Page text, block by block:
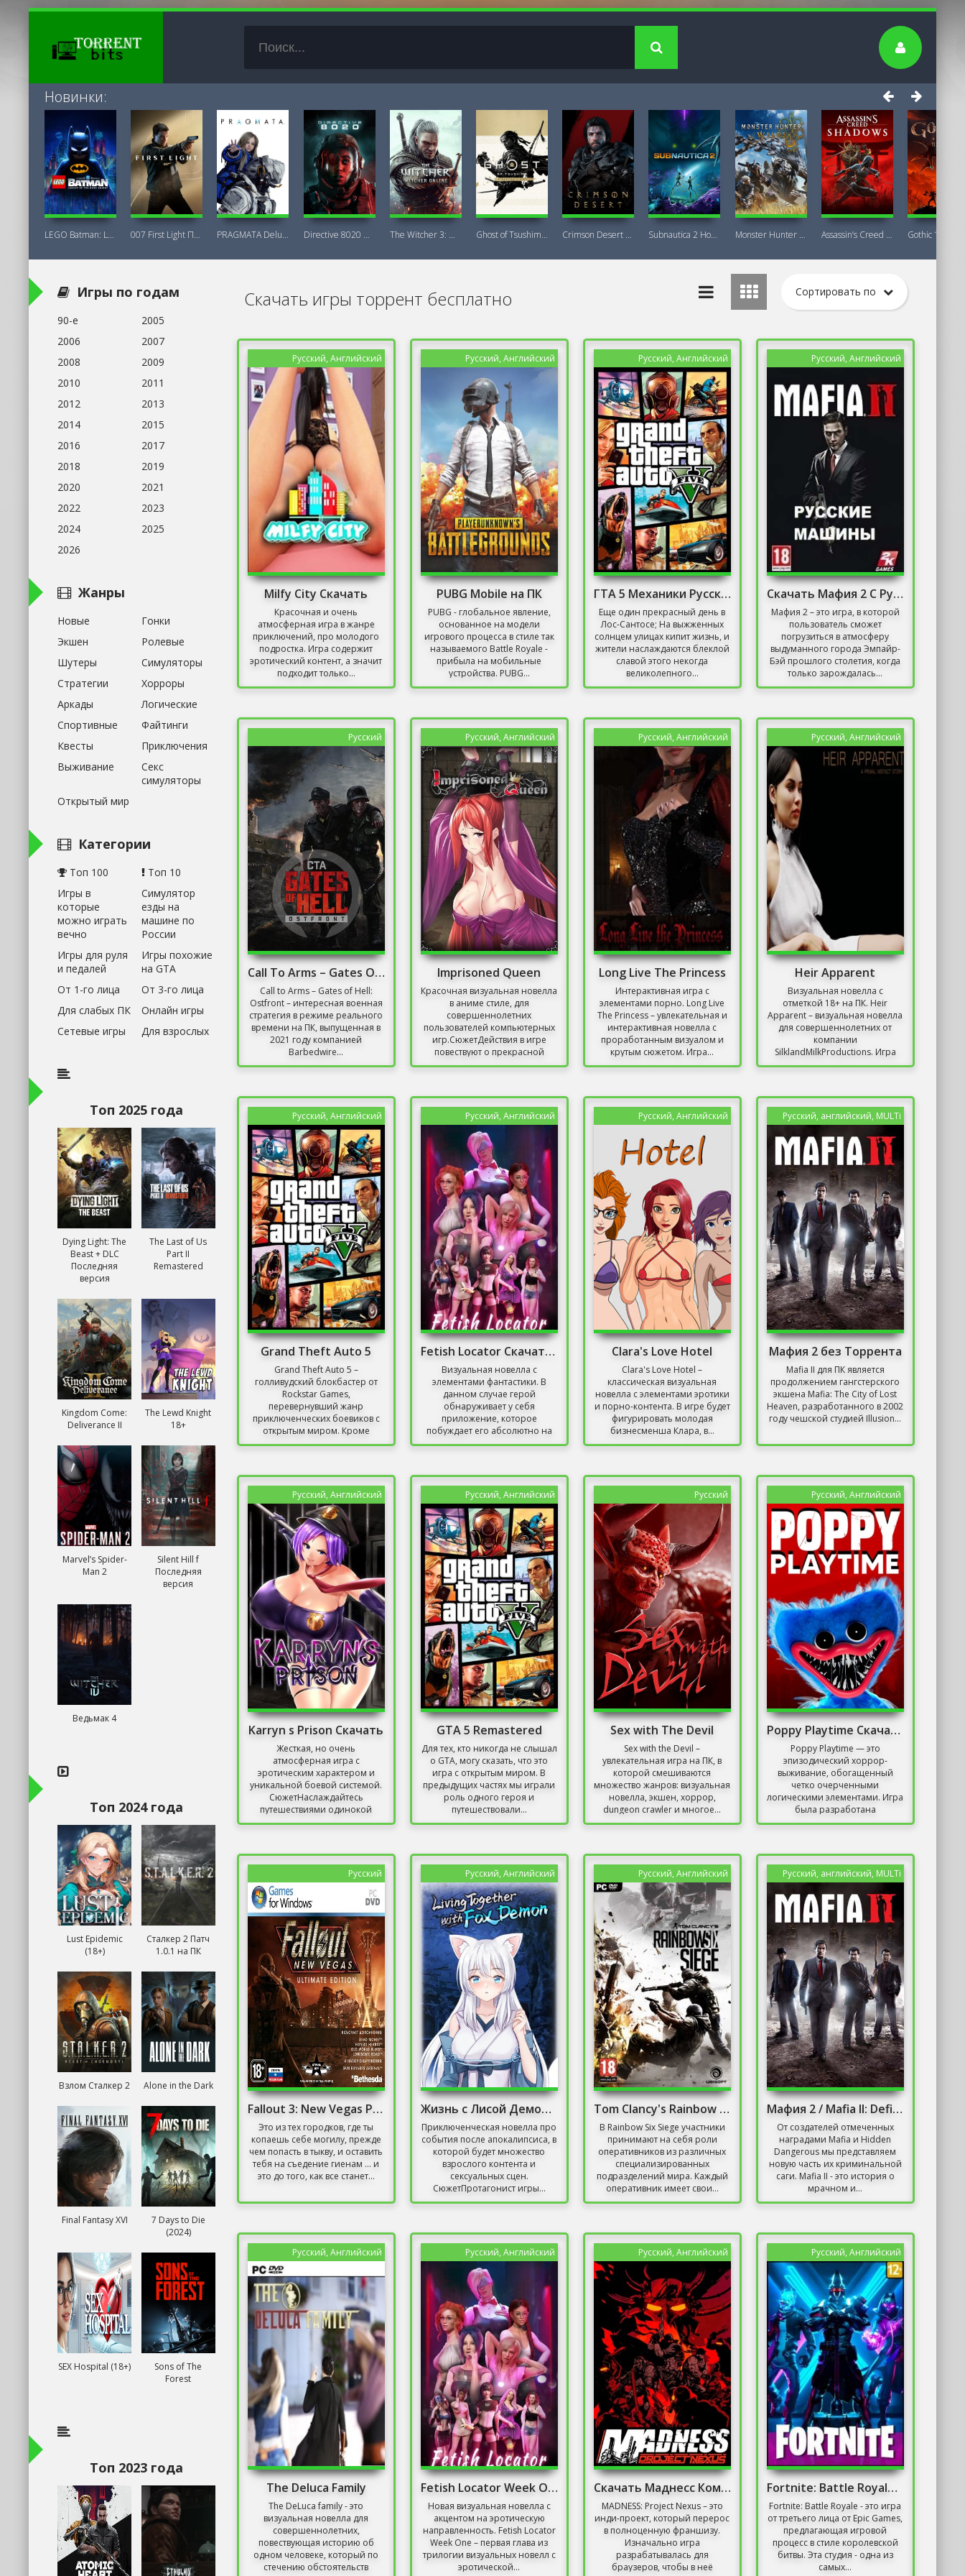
Новинки:
LEGO Batman: Legacy of the Dark Knight 007 First Light Последняя Версия PRAGMATA Deluxe Edition Directive 8020 Digital Deluxe Новая The Witcher 3: Wild Hunt Witcher Online Ghost of Tsushima DIRECTOR'S CUT + DLC Crimson Desert Deluxe Edition Subnautica 2 Новая версия Monster Hunter Wilds Premium Deluxe Assassin’s Creed Shadows Premium Edition
Скачать игры торрент бесплатно
Русский, Английский
Milfy City Скачать
Красочная и очень
атмосферная игра в жанре
приключений, про молодого
подростка. Игра содержит
эротический контент, а значит
подходит только...
Русский, Английский
PUBG Mobile на ПК
PUBG - глобальное явление,
основанное на модели
игрового процесса в стиле так
называемого Battle Royale -
прибыла на мобильные
устройства. PUBG...
Русский, Английский
ГТА 5 Механики Русская Версия
Еще один прекрасный день в
Лос-Сантосе; На выжженных
солнцем улицах кипит жизнь, и
жители наслаждаются блеклой
славой этого некогда
великолепного...
Русский, Английский
Скачать Мафия 2 С Русскими Машинами
Мафия 2 – это игра, в которой
пользователь сможет
погрузиться в атмосферу
выдуманного города Эмпайр-
Бэй прошлого столетия, когда
только зарождалась...
Русский
Call To Arms – Gates Of Hell: Ostfront
Call to Arms – Gates of Hell:
Ostfront – интересная военная
стратегия в режиме реального
времени на ПК, выпущенная в
2021 году компанией
Barbedwire...
Русский, Английский
Imprisoned Queen
Красочная визуальная новелла
в аниме стиле, для
совершеннолетних
пользователей компьютерных
игр.СюжетДействия в игре
повествуют о прекрасной
девушке...
Русский, Английский
Long Live The Princess
Интерактивная игра с
элементами порно. Long Live
The Princess – увлекательная и
интерактивная новелла с
проработанным визуалом и
крутым сюжетом. Игра...
Русский, Английский
Heir Apparent
Визуальная новелла с
отметкой 18+ на ПК. Heir
Apparent – визуальная новелла
для совершеннолетних от
компании
SilklandMilkProductions. Игра
появилась...
Русский, Английский
Grand Theft Auto 5
Grand Theft Auto 5 –
голливудский блокбастер от
Rockstar Games,
перевернувший жанр
приключенческих боевиков с
открытым миром. Кроме
обновленной...
Русский, Английский
Fetish Locator Скачать Торрент
Визуальная новелла с
элементами фантастики. В
данном случае герой
обнаруживает у себя
приложение, которое
побуждает его абсолютно на
любые действия....
Русский, Английский
Clara's Love Hotel
Clara's Love Hotel –
классическая визуальная
новелла с элементами эротики
и порно-контента. В игре будет
фигурировать молодая
бизнесменша Клара, в...
Русский, английский, MULTi
Мафия 2 без Торрента
Mafia II для ПК является
продолжением гангстерского
экшена Mafia: The City of Lost
Heaven, разработанного в 2002
году чешской студией Illusion...
Русский, Английский
Karryn s Prison Скачать
Жесткая, но очень
атмосферная игра с
эротическим характером и
уникальной боевой системой.
СюжетНаслаждайтесь
путешествиями одинокой
женщины, которая...
Русский, Английский
GTA 5 Remastered
Для тех, кто никогда не слышал
о GTA, могу сказать, что это
игра с открытым миром. В
предыдущих частях мы играли
роль одного героя и
путешествовали...
Русский
Sex with The Devil
Sex with the Devil –
увлекательная игра на ПК, в
которой смешиваются
множество жанров: визуальная
новелла, экшен, хоррор,
dungeon crawler и многое...
Русский, Английский
Poppy Playtime Скачать Торрент
Poppy Playtime — это
эпизодический хоррор-
выживание, обогащенный
четко очерченными
логическими элементами. Игра
была разработана
независимой студией...
Русский
Fallout 3: New Vegas Русская Озвучка
Это из тех городков, где ты
копаешь себе могилу, прежде
чем попасть в тыкву, и оставить
тебя на съедение гиенам ... и
это до того, как все станет...
Русский, Английский
Жизнь с Лисой Демоном Скачать Торрент
Приключенческая новелла про
события после апокалипсиса, в
которой будет множество
взрослого контента и
сексуальных сцен.
СюжетПротагонист игры...
Русский, Английский
Tom Clancy's Rainbow Six: Siege (Репак)
В Rainbow Six Siege участники
принимают на себя роли
оперативников из различных
специализированных
подразделений мира. Каждый
оперативник имеет свои...
Русский, английский, MULTi
Мафия 2 / Mafia II: Definitive Edition
От создателей отмеченных
наградами Mafia и Hidden
Dangerous мы представляем
новую часть их криминальной
саги. Mafia II - это история о
мрачном и...
Русский, Английский
The Deluca Family
The DeLuca family - это
визуальная новелла для
совершеннолетних,
повествующая историю об
одном человеке, который по
стечению обстоятельств
Русский, Английский
Fetish Locator Week One
Новая визуальная новелла с
акцентом на эротическую
направленность. Fetish Locator
Week One – первая глава из
трилогии визуальных новелл с
эротической...
Русский, Английский
Скачать Маднесс Комбат Проект Нексус
MADNESS: Project Nexus – это
инди-проект, который перерос
в полноценную франшизу.
Изначально игра
разрабатывалась для
браузеров, чтобы в неё
Русский, Английский
Fortnite: Battle Royale на ПК
Fortnite: Battle Royale - это игра
от третьего лица от Epic Games,
предлагающая игровой
процесс в стиле королевской
битвы. Эта студия - одна из
самых...
Игры по годам
90-е
2005
2006
2007
2008
2009
2010
2011
2012
2013
2014
2015
2016
2017
2018
2019
2020
2021
2022
2023
2024
2025
2026
Жанры
Новые
Гонки
Экшен
Ролевые
Шутеры
Симуляторы
Стратегии
Хорроры
Аркады
Логические
Спортивные
Файтинги
Квесты
Приключения
Выживание
Секс
симуляторы
Открытый мир
Категории
Топ 100
Топ 10
Игры в
которые
можно играть
вечно
Симулятор
езды на
машине по
России
Игры для руля
и педалей
Игры похожие
на GTA
От 1-го лица
От 3-го лица
Для слабых ПК
Онлайн игры
Сетевые игры
Для взрослых
Топ 2025 года
Dying Light: The
Beast + DLC
Последняя
версия
The Last of Us
Part II
Remastered
Kingdom Come:
Deliverance II
The Lewd Knight
18+
Marvel’s Spider-
Man 2
Silent Hill f
Последняя
версия
Ведьмак 4
Топ 2024 года
Lust Epidemic
(18+)
Сталкер 2 Патч
1.0.1 на ПК
Взлом Сталкер 2 Alone in the Dark
Final Fantasy XVI
7 Days to Die
(2024)
SEX Hospital (18+)
Sons of The
Forest
Топ 2023 года